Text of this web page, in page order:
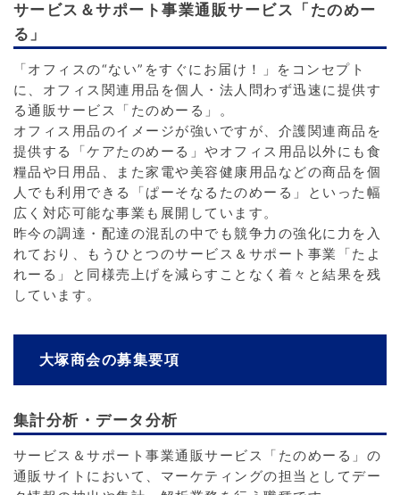
サービス＆サポート事業通販サービス「たのめー
る」
「オフィスの“ない”をすぐにお届け！」をコンセプト
に、オフィス関連用品を個人・法人問わず迅速に提供す
る通販サービス「たのめーる」。
オフィス用品のイメージが強いですが、介護関連商品を
提供する「ケアたのめーる」やオフィス用品以外にも食
糧品や日用品、また家電や美容健康用品などの商品を個
人でも利用できる「ぱーそなるたのめーる」といった幅
広く対応可能な事業も展開しています。
昨今の調達・配達の混乱の中でも競争力の強化に力を入
れており、もうひとつのサービス＆サポート事業「たよ
れーる」と同様売上げを減らすことなく着々と結果を残
しています。
大塚商会の募集要項
集計分析・データ分析
サービス＆サポート事業通販サービス「たのめーる」の
通販サイトにおいて、マーケティングの担当としてデー